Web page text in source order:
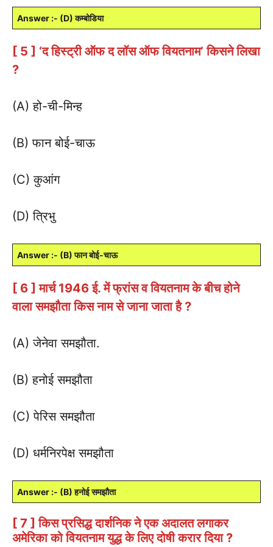
Answer :- (D) कम्बोडिया
[ 5 ] ‘द हिस्ट्री ऑफ द लॉस ऑफ वियतनाम’ किसने लिखा
?
(A) हो-ची-मिन्ह
(B) फान बोई-चाऊ
(C) कुआंग
(D) त्रिभु
Answer :- (B) फान बोई-चाऊ
[ 6 ] मार्च 1946 ई. में फ्रांस व वियतनाम के बीच होने
वाला समझौता किस नाम से जाना जाता है ?
(A) जेनेवा समझौता.
(B) हनोई समझौता
(C) पेरिस समझौता
(D) धर्मनिरपेक्ष समझौता
Answer :- (B) हनोई समझौता
[ 7 ] किस प्रसिद्ध दार्शनिक ने एक अदालत लगाकर
अमेरिका को वियतनाम युद्ध के लिए दोषी करार दिया ?